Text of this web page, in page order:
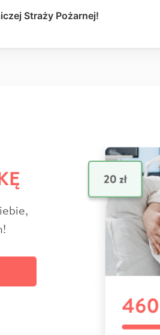
Straży Pożarnej!